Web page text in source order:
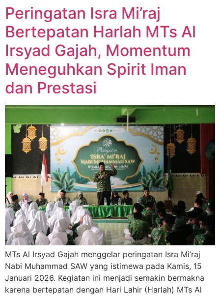
Peringatan Isra Mi’raj
Bertepatan Harlah MTs Al
Irsyad Gajah, Momentum
Meneguhkan Spirit Iman
dan Prestasi
MTs Al Irsyad Gajah menggelar peringatan Isra Mi’raj
Nabi Muhammad SAW yang istimewa pada Kamis, 15
Januari 2026. Kegiatan ini menjadi semakin bermakna
karena bertepatan dengan Hari Lahir (Harlah) MTs Al